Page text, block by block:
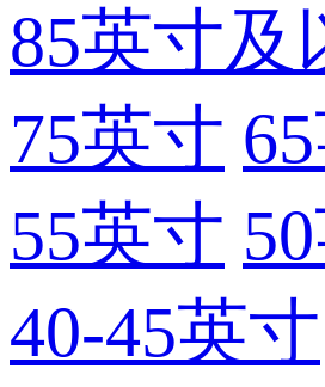
85英寸及
75英寸
55英寸
40-45英寸